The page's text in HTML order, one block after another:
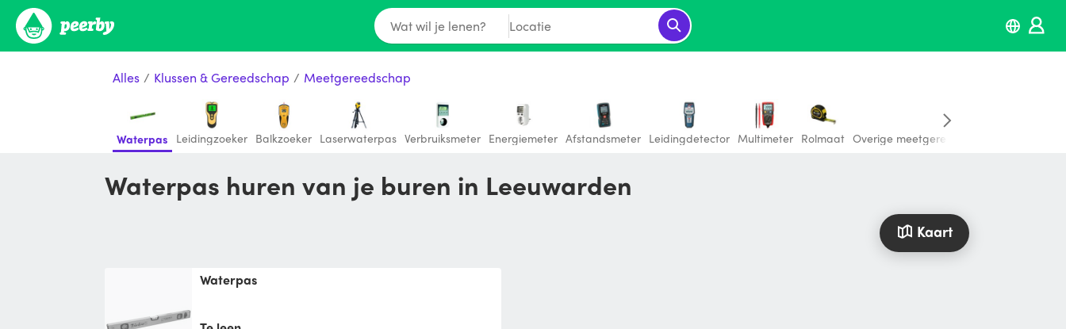
Wat wil je lenen? Locatie
Alles / Klussen & Gereedschap / Meetgereedschap
Waterpas Leidingzoeker Balkzoeker Laserwaterpas Verbruiksmeter Energiemeter Afstandsmeter Leidingdetector Multimeter Rolmaat Overige meetgereedschap
Waterpas huren van je buren in Leeuwarden
Kaart
Waterpas